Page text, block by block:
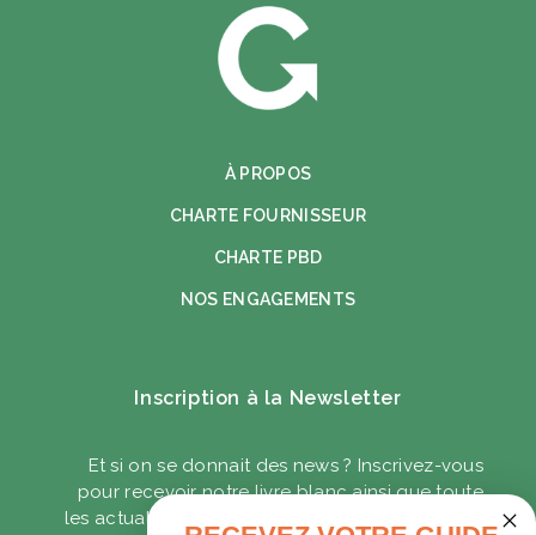
À PROPOS
CHARTE FOURNISSEUR
CHARTE PBD
NOS ENGAGEMENTS
Inscription à la Newsletter
Et si on se donnait des news ? Inscrivez-vous
pour recevoir notre livre blanc ainsi que toute
les actualités sur les goodies écoresponsables.